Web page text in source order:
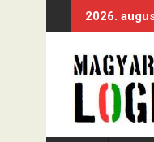
k
2026.